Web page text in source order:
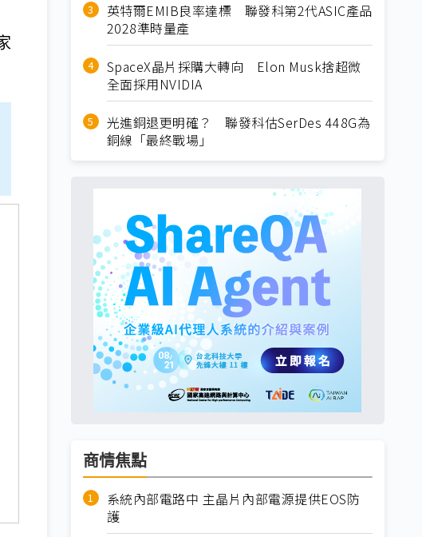
英特爾EMIB良率達標 聯發科第2代ASIC產品
2028準時量產
SpaceX晶片採購大轉向 Elon Musk捨超微
全面採用NVIDIA
光進銅退更明確？ 聯發科估SerDes 448G為
銅線「最終戰場」
商情焦點
系統內部電路中 主晶片內部電源提供EOS防
護